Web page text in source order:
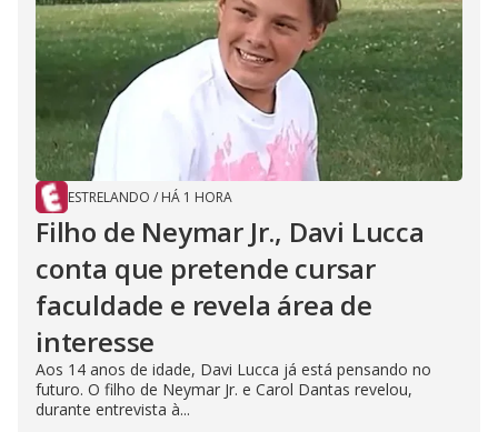
ESTRELANDO / HÁ 1 HORA
Filho de Neymar Jr., Davi Lucca
conta que pretende cursar
faculdade e revela área de
interesse
Aos 14 anos de idade, Davi Lucca já está pensando no
futuro. O filho de Neymar Jr. e Carol Dantas revelou,
durante entrevista à...